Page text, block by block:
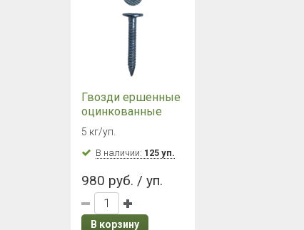
Гвозди ершенные
оцинкованные
3,5х30 мм (5 кг./
уп.)
5 кг/уп.
В наличии: 125 уп.
980 руб. / уп.
В корзину